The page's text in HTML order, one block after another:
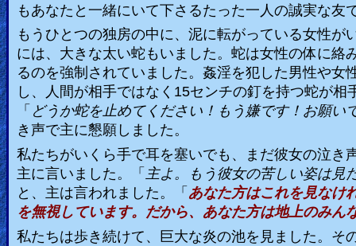
もあなたと一緒にいて下さるたった一人の誠実な友
もうひとつの独房の中に、泥に転がっている女性
には、大きな太い蛇もいました。蛇は女性の体に
るのを強制されていました。姦淫を犯した男性や
し、人間が相手ではなく 15センチの釘を持つ蛇が相
「 どうか蛇を止めてください！もう嫌です！お願い
き声で主に懇願しました。
私たちがいくら手で耳を塞いでも、まだ彼女の泣
主に言いました。「 主よ。もう彼女の苦しい姿は見
と、主は言われました。「 あなた方はこれを見なけ
を無視しています。だから、あなた方は地上のみ
私たちは歩き続けて、巨大な炎の池を見ました。